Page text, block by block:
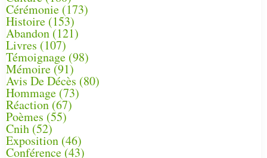
Cérémonie (173)
Histoire (153)
Abandon(121)
Livres (107)
Témoignage (98)
Mémoire (91)
Avis De Décès (80)
Hommage (73)
Réaction(67)
Poèmes (55)
Cnih (52)
Exposition (46)
Conférence(43)